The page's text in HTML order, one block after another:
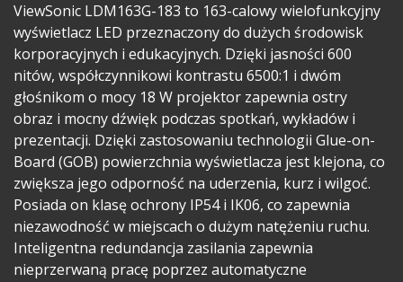
ViewSonic LDM163G-183 to 163-calowy wielofunkcyjny
wyświetlacz LED przeznaczony do dużych środowisk
korporacyjnych i edukacyjnych. Dzięki jasności 600
nitów, współczynnikowi kontrastu 6500:1 i dwóm
głośnikom o mocy 18 W projektor zapewnia ostry
obraz i mocny dźwięk podczas spotkań, wykładów i
prezentacji. Dzięki zastosowaniu technologii Glue-on-
Board (GOB) powierzchnia wyświetlacza jest klejona, co
zwiększa jego odporność na uderzenia, kurz i wilgoć.
Posiada on klasę ochrony IP54 i IK06, co zapewnia
niezawodność w miejscach o dużym natężeniu ruchu.
Inteligentna redundancja zasilania zapewnia
nieprzerwaną pracę poprzez automatyczne